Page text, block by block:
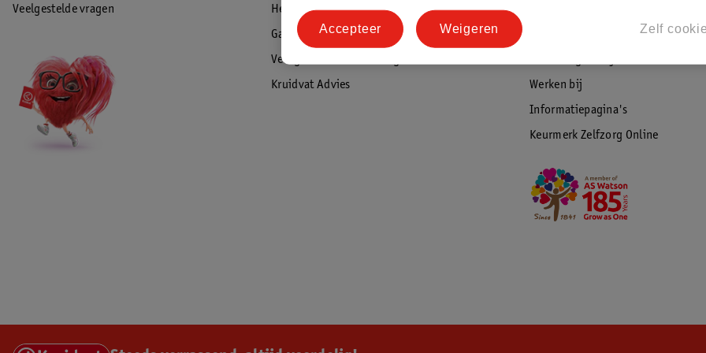
Veelgestelde vragen
Herroepen & retourneren
Garantie
Veiligheidswaarschuwingen
Kruidvat Advies
Werken bij
Informatiepagina's
Keurmerk Zelfzorg Online
Zelf
Weigeren
Accepteer